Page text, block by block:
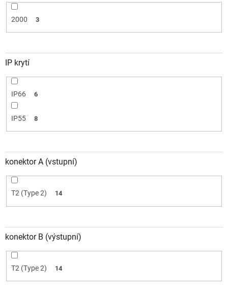
2000 3
IP krytí
IP66 6
IP55 8
konektor A (vstupní)
T2 (Type 2) 14
konektor B (výstupní)
T2 (Type 2) 14